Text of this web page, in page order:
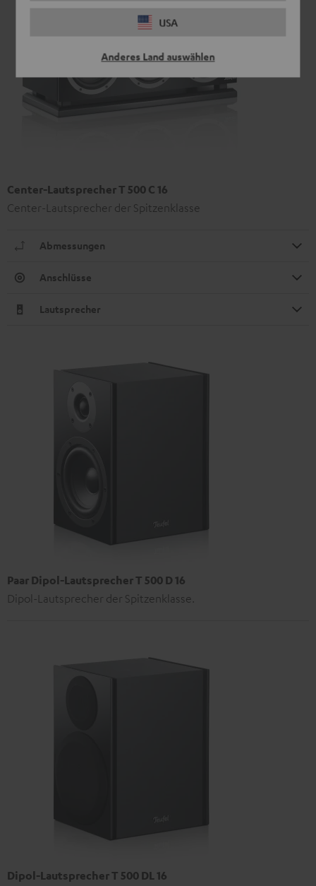
USA
Anderes Land auswählen
Center-Lautsprecher T 500 C 16
Center-Lautsprecher der Spitzenklasse
Abmessungen
Anschlüsse
Lautsprecher
Paar Dipol-Lautsprecher T 500 D 16
Dipol-Lautsprecher der Spitzenklasse.
Dipol-Lautsprecher T 500 DL 16